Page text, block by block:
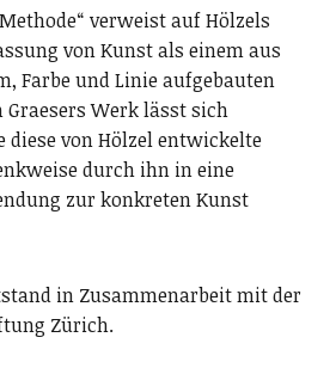
verweist auf Hölzels
von Kunst als einem aus
Farbe und Linie aufgebauten
Graesers Werk lässt sich
diese von Hölzel entwickelte
durch ihn in eine
zur konkreten Kunst
in Zusammenarbeit mit der
Zürich.